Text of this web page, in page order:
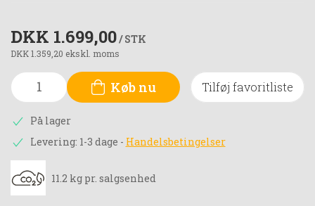
DKK 1.699,00/ STK
DKK 1.359,20 ekskl. moms
Køb nu Tilføj favoritliste
På lager
Levering: 1-3 dage - Handelsbetingelser
11.2 kg pr. salgsenhed